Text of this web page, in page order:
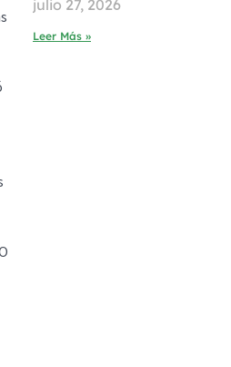
julio 27, 2026
Leer Más »